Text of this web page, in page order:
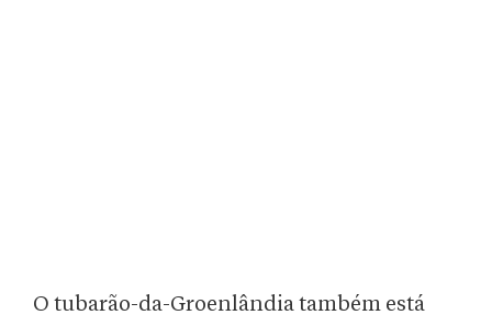
O tubarão-da-Groenlândia também está